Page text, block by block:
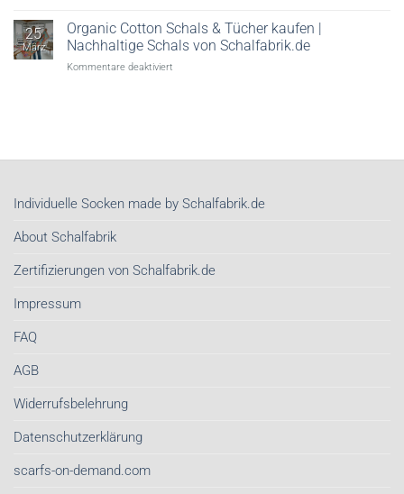
gewickelt?
Von
wegen!
wichtigstes
sind
25
März
Organic Cotton Schals & Tücher kaufen |
Nachhaltige Schals von Schalfabrik.de
Kommentare deaktiviert
kaufen
Schals
Individuelle Socken made by Schalfabrik.de
About Schalfabrik
Zertifizierungen von Schalfabrik.de
Impressum
FAQ
AGB
Widerrufsbelehrung
Datenschutzerklärung
scarfs-on-demand.com